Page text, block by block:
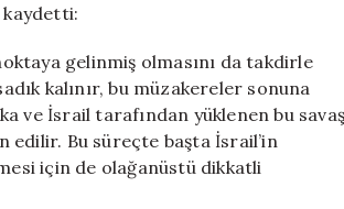
kaydetti:
gelinmiş olmasını da takdirle
kalınır, bu müzakereler sonuna
ve İsrail tarafından yüklenen bu
edilir. Bu süreçte başta İsrail’in
için de olağanüstü dikkatli